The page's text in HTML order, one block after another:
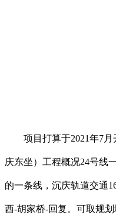
项目打算于2021年7月
庆东坐）工程概况24号线
的一条线，沉庆轨道交通
西-胡家桥-回复。可取规